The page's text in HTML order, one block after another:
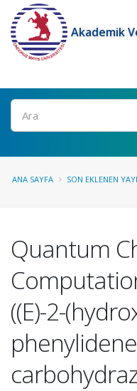
Akademik
Ara
ANA SAYFA SON EKLENEN
Quantum
((E)-2-